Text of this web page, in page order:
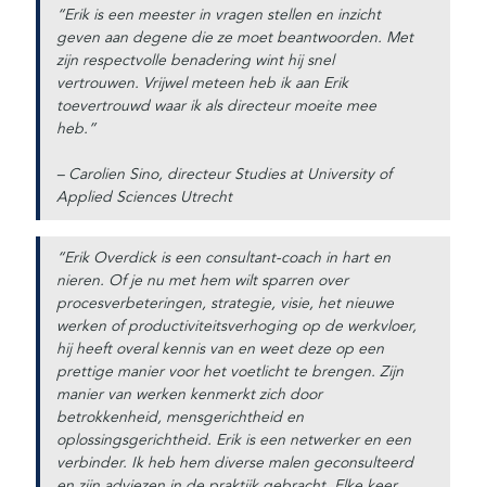
“Erik is een meester in vragen stellen en inzicht
geven aan degene die ze moet beantwoorden. Met
zijn respectvolle benadering wint hij snel
vertrouwen. Vrijwel meteen heb ik aan Erik
toevertrouwd waar ik als directeur moeite mee
heb.”
– Carolien Sino, directeur Studies at University of
Applied Sciences Utrecht
“Erik Overdick is een consultant-coach in hart en
nieren. Of je nu met hem wilt sparren over
procesverbeteringen, strategie, visie, het nieuwe
werken of productiviteitsverhoging op de werkvloer,
hij heeft overal kennis van en weet deze op een
prettige manier voor het voetlicht te brengen. Zijn
manier van werken kenmerkt zich door
betrokkenheid, mensgerichtheid en
oplossingsgerichtheid. Erik is een netwerker en een
verbinder. Ik heb hem diverse malen geconsulteerd